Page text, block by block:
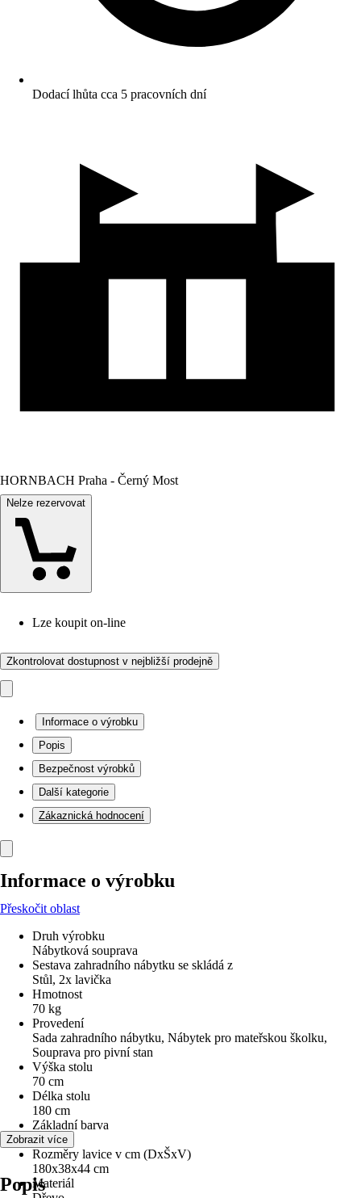
Dodací lhůta cca 5 pracovních dní
HORNBACH Praha - Černý Most
Nelze rezervovat
Lze koupit on-line
Zkontrolovat dostupnost v nejbližší prodejně
Informace o výrobku
Popis
Bezpečnost výrobků
Další kategorie
Zákaznická hodnocení
Informace o výrobku
Přeskočit oblast
Druh výrobku
Nábytková souprava
Sestava zahradního nábytku se skládá z
Stůl, 2x lavička
Hmotnost
70 kg
Provedení
Sada zahradního nábytku, Nábytek pro mateřskou školku,
Souprava pro pivní stan
Výška stolu
70 cm
Délka stolu
180 cm
Základní barva
Přírodní
Rozměry lavice v cm (DxŠxV)
180x38x44 cm
Materiál
Zobrazit více
Popis